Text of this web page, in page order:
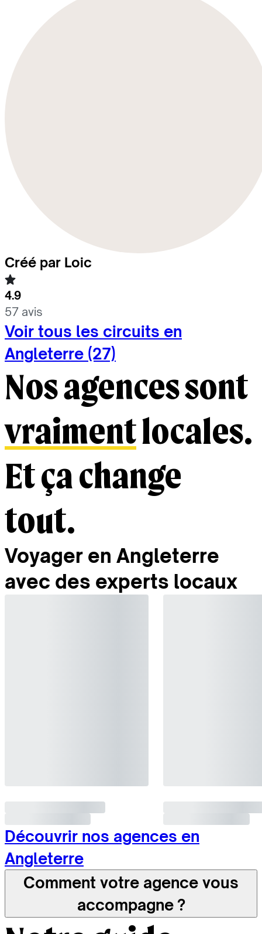
Créé par Loic
4.9
57 avis
Voir tous les circuits en
Angleterre (27)
Nos agences sont
vraimentlocales.
Et ça change
tout.
Voyager en Angleterre
avec des experts locaux
Découvrir nos agences en
Angleterre
Comment votre agence vous
accompagne ?